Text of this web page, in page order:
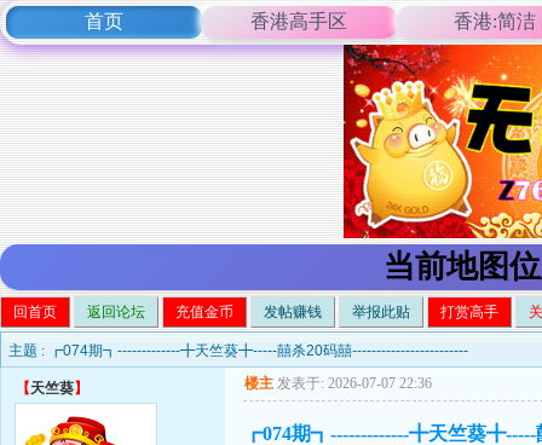
首页 香港高手区 香港:简洁
当前地图
回首页 返回论坛 充值金币 发帖赚钱 举报此贴 打赏高手
主题 : ┏074期┓-------------╋天竺葵╋-----囍杀20码囍------------------------
【天竺葵】 楼主 发表于: 2026-07-07 22:36
┏074期┓-------------╋天竺葵╋-----